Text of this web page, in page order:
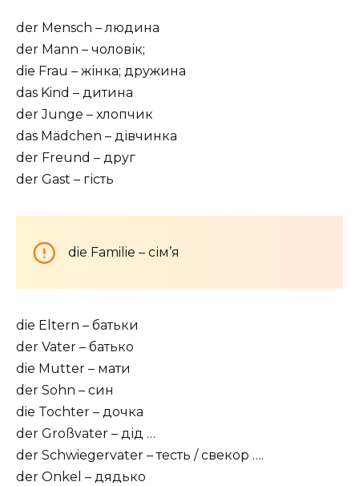
der Mensch – людина
der Mann – чоловік;
die Frau – жінка; дружина
das Kind – дитина
der Junge – хлопчик
das Mädchen – дівчинка
der Freund – друг
der Gast – гість
die Familie – сім’я
die Eltern – батьки
der Vater – батько
die Mutter – мати
der Sohn – син
die Tochter – дочка
der Großvater – дід …
der Schwiegervater – тесть / свекор ….
der Onkel – дядько